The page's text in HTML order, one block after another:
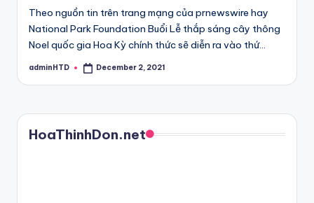
Theo nguồn tin trên trang mạng của prnewswire hay
National Park Foundation Buổi Lễ thắp sáng cây thông
Noel quốc gia Hoa Kỳ chính thức sẽ diễn ra vào thứ…
Posted
adminHTD December 2, 2021
HoaThinhDon.net